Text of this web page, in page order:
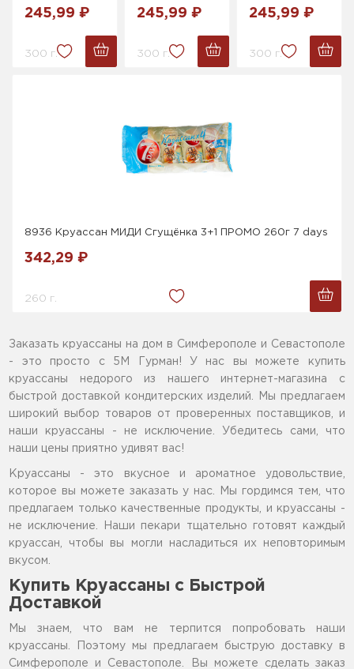
245,99 ₽
300 г.
245,99 ₽
300 г.
245,99 ₽
300 г.
8936 Круассан МИДИ Сгущёнка 3+1 ПРОМО 260г 7 days
342,29 ₽
260 г.
Заказать круассаны на дом в Симферополе и Севастополе
- это просто с 5М Гурман! У нас вы можете купить
круассаны недорого из нашего интернет-магазина с
быстрой доставкой кондитерских изделий. Мы предлагаем
широкий выбор товаров от проверенных поставщиков, и
наши круассаны - не исключение. Убедитесь сами, что
наши цены приятно удивят вас!
Круассаны - это вкусное и ароматное удовольствие,
которое вы можете заказать у нас. Мы гордимся тем, что
предлагаем только качественные продукты, и круассаны -
не исключение. Наши пекари тщательно готовят каждый
круассан, чтобы вы могли насладиться их неповторимым
вкусом.
Купить Круассаны с Быстрой
Доставкой
Мы знаем, что вам не терпится попробовать наши
круассаны. Поэтому мы предлагаем быструю доставку в
Симферополе и Севастополе. Вы можете сделать заказ